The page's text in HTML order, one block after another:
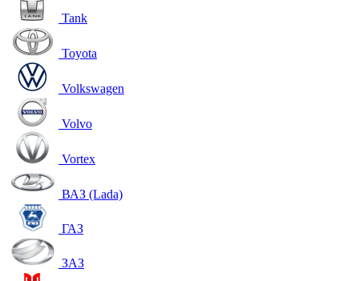
Tank
Toyota
Volkswagen
Volvo
Vortex
ВАЗ (Lada)
ГАЗ
ЗАЗ